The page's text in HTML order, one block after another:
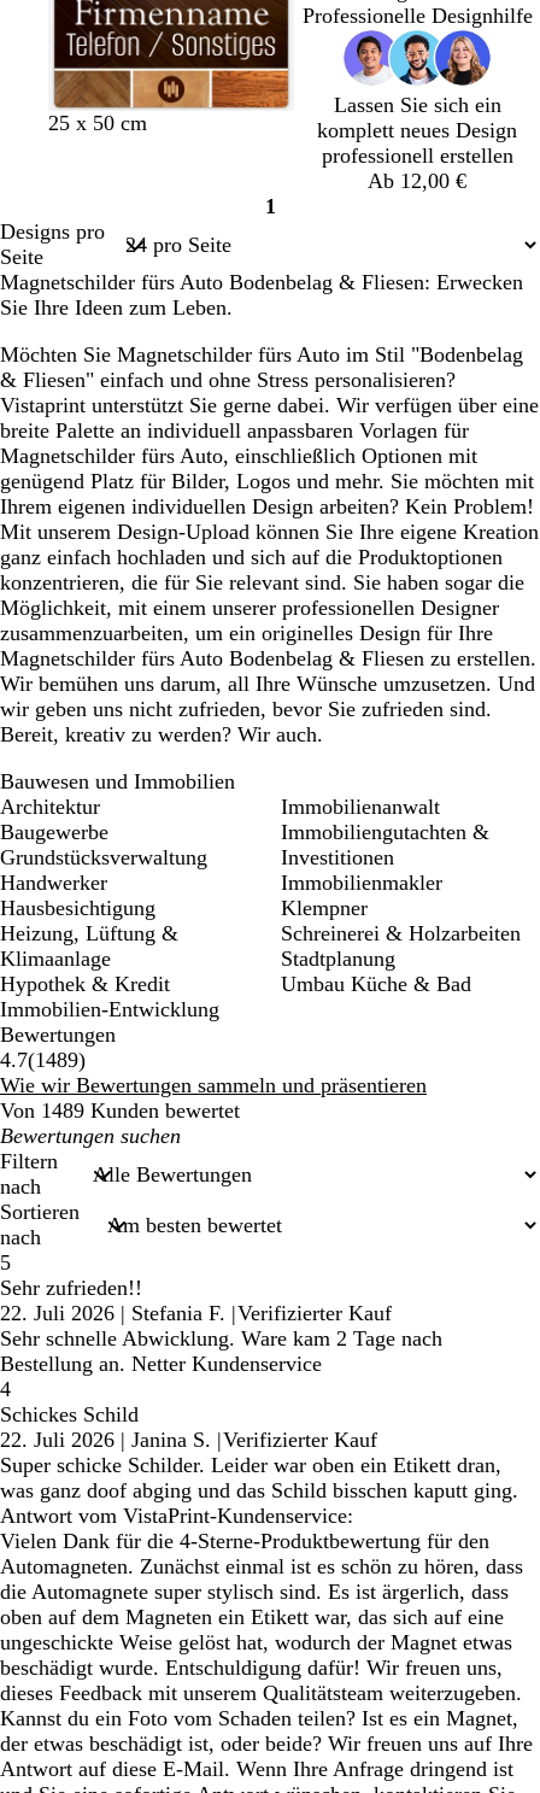
25 x 50 cm
Professionelle Designhilfe
Lassen Sie sich ein
komplett neues Design
professionell erstellen
Ab 12,00 €
Seite
1
Designs pro
Seite
Magnetschilder fürs Auto Bodenbelag & Fliesen: Erwecken
Sie Ihre Ideen zum Leben.
Möchten Sie Magnetschilder fürs Auto im Stil "Bodenbelag
& Fliesen" einfach und ohne Stress personalisieren?
Vistaprint unterstützt Sie gerne dabei. Wir verfügen über eine
breite Palette an individuell anpassbaren Vorlagen für
Magnetschilder fürs Auto, einschließlich Optionen mit
genügend Platz für Bilder, Logos und mehr. Sie möchten mit
Ihrem eigenen individuellen Design arbeiten? Kein Problem!
Mit unserem Design-Upload können Sie Ihre eigene Kreation
ganz einfach hochladen und sich auf die Produktoptionen
konzentrieren, die für Sie relevant sind. Sie haben sogar die
Möglichkeit, mit einem unserer professionellen Designer
zusammenzuarbeiten, um ein originelles Design für Ihre
Magnetschilder fürs Auto Bodenbelag & Fliesen zu erstellen.
Wir bemühen uns darum, all Ihre Wünsche umzusetzen. Und
wir geben uns nicht zufrieden, bevor Sie zufrieden sind.
Bereit, kreativ zu werden? Wir auch.
Bauwesen und Immobilien
Architektur
Baugewerbe
Grundstücksverwaltung
Handwerker
Hausbesichtigung
Heizung, Lüftung &
Klimaanlage
Hypothek & Kredit
Immobilien-Entwicklung
Immobilienanwalt
Immobiliengutachten &
Investitionen
Immobilienmakler
Klempner
Schreinerei & Holzarbeiten
Stadtplanung
Umbau Küche & Bad
Bewertungen
4.7(14891489
Bewertungen
)
Wie wir Bewertungen sammeln und präsentieren
Von 1489 Kunden bewertet
Meine
Sucheingaben
Filtern
nach
Sortieren
nach
5
Sehr zufrieden!!
22. Juli 2026 | Stefania F. |Verifizierter Kauf
Sehr schnelle Abwicklung. Ware kam 2 Tage nach
Bestellung an. Netter Kundenservice
4
Schickes Schild
22. Juli 2026 | Janina S. |Verifizierter Kauf
Super schicke Schilder. Leider war oben ein Etikett dran,
was ganz doof abging und das Schild bisschen kaputt ging.
Antwort vom VistaPrint-Kundenservice:
Vielen Dank für die 4-Sterne-Produktbewertung für den
Automagneten. Zunächst einmal ist es schön zu hören, dass
die Automagnete super stylisch sind. Es ist ärgerlich, dass
oben auf dem Magneten ein Etikett war, das sich auf eine
ungeschickte Weise gelöst hat, wodurch der Magnet etwas
beschädigt wurde. Entschuldigung dafür! Wir freuen uns,
dieses Feedback mit unserem Qualitätsteam weiterzugeben.
Kannst du ein Foto vom Schaden teilen? Ist es ein Magnet,
der etwas beschädigt ist, oder beide? Wir freuen uns auf Ihre
Antwort auf diese E-Mail. Wenn Ihre Anfrage dringend ist